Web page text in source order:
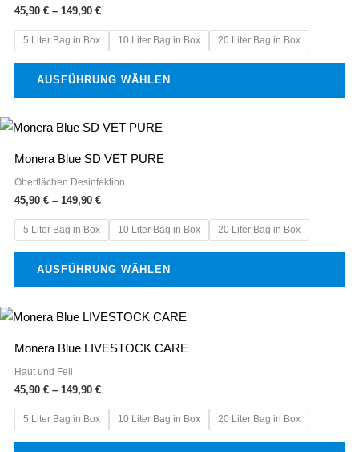
gewählt
werden
45,90 € – 149,90 €
5 Liter Bag in Box 10 Liter Bag in Box 20 Liter Bag in Box
AUSFÜHRUNG WÄHLEN
auf.
auf
der
Produktseite
gewählt
werden
Monera Blue SD VET PURE
Oberflächen Desinfektion
45,90 € – 149,90 €
Preisspanne:
149,90 €
5 Liter Bag in Box 10 Liter Bag in Box 20 Liter Bag in Box
AUSFÜHRUNG WÄHLEN
Dieses
auf.
auf
der
Produktseite
gewählt
werden
Monera Blue LIVESTOCK CARE
Haut und Fell
45,90 € – 149,90 €
Preisspanne:
149,90 €
5 Liter Bag in Box 10 Liter Bag in Box 20 Liter Bag in Box
Dieses
auf.